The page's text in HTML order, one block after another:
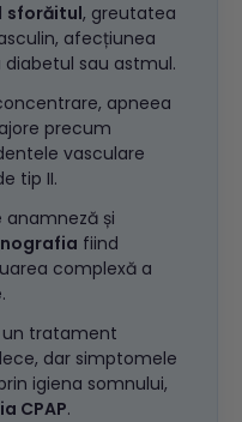
sforăitul, greutatea
afecțiunea
sau astmul.
apneea
precum
vasculare
tip II.
anamneză și
fiind
complexă a
un tratament
dar simptomele
igiena somnului,
CPAP.